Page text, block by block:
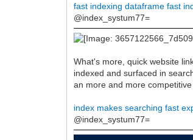
fast indexing dataframe fast
@index_systum77=
What's more, quick website
indexed and surfaced in
an more and more
index makes searching fast
@index_systum77=